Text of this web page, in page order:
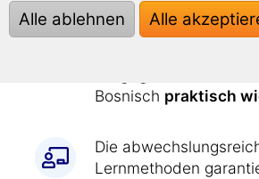
einfach wie jetzt:
Alle Übungen werden
Bosnisch praktisch
Die
Lernmethoden
Alle ablehnen Alle